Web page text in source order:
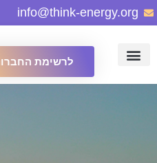
info@think-energy.org
לרשימת